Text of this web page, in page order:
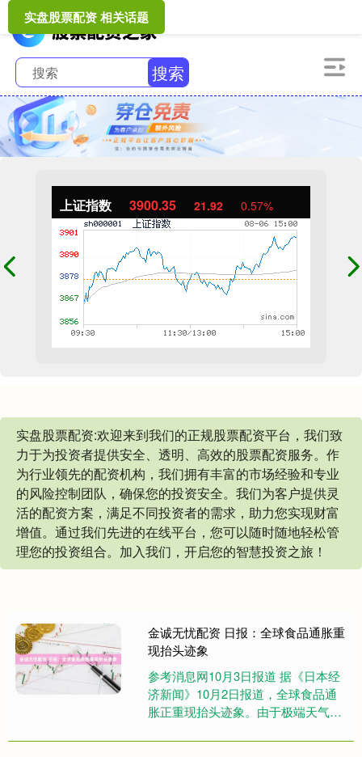
搜索
上证指数 3900.35 21.92 0.57%
实盘股票配资:欢迎来到我们的正规股票配资平台，我们致
力于为投资者提供安全、透明、高效的股票配资服务。作
为行业领先的配资机构，我们拥有丰富的市场经验和专业
的风险控制团队，确保您的投资安全。我们为客户提供灵
活的配资方案，满足不同投资者的需求，助力您实现财富
增值。通过我们先进的在线平台，您可以随时随地轻松管
理您的投资组合。加入我们，开启您的智慧投资之旅！
实盘股票配资 相关话题
金诚无忧配资 日报：全球食品通胀重
现抬头迹象
参考消息网10月3日报道 据《日本经
济新闻》10月2日报道，全球食品通
胀正重现抬头迹象。由于极端天气导
美国总统特朗普推行的关税政....